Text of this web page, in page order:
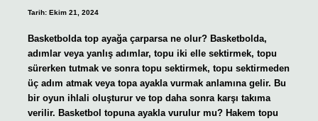
Tarih: Ekim 21, 2024
Basketbolda top ayağa çarparsa ne olur? Basketbolda,
adımlar veya yanlış adımlar, topu iki elle sektirmek, topu
sürerken tutmak ve sonra topu sektirmek, topu sektirmeden
üç adım atmak veya topa ayakla vurmak anlamına gelir. Bu
bir oyun ihlali oluşturur ve top daha sonra karşı takıma
verilir. Basketbol topuna ayakla vurulur mu? Hakem topu